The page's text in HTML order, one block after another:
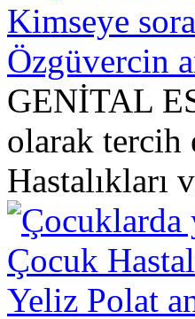
Kimseye
Özgüvercin
GENİTAL
olarak tercih
Hastalıkları